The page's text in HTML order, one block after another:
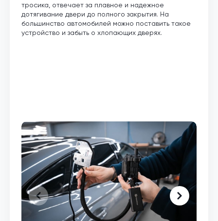
тросика, отвечает за плавное и надежное
дотягивание двери до полного закрытия. На
большинство автомобилей можно поставить такое
устройство и забыть о хлопающих дверях.